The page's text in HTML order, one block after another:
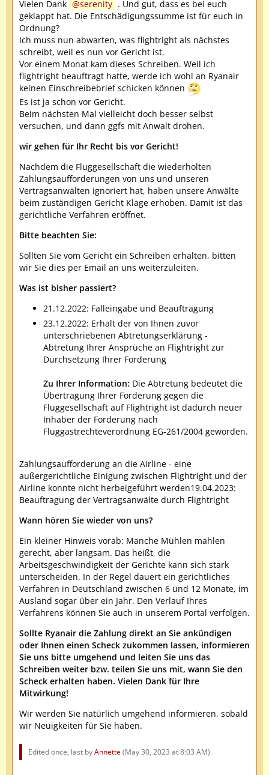
Vielen Dank serenity . Und gut, dass es bei euch
geklappt hat. Die Entschädigungssumme ist für euch in
Ordnung?
Ich muss nun abwarten, was flightright als nächstes
schreibt, weil es nun vor Gericht ist.
Vor einem Monat kam dieses Schreiben. Weil ich
flightright beauftragt hatte, werde ich wohl an Ryanair
keinen Einschreibebrief schicken können
Es ist ja schon vor Gericht.
Beim nächsten Mal vielleicht doch besser selbst
versuchen, und dann ggfs mit Anwalt drohen.
wir gehen für Ihr Recht bis vor Gericht!
Nachdem die Fluggesellschaft die wiederholten
Zahlungsaufforderungen von uns und unseren
Vertragsanwälten ignoriert hat, haben unsere Anwälte
beim zuständigen Gericht Klage erhoben. Damit ist das
gerichtliche Verfahren eröffnet.
Bitte beachten Sie:
Sollten Sie vom Gericht ein Schreiben erhalten, bitten
wir Sie dies per Email an uns weiterzuleiten.
Was ist bisher passiert?
21.12.2022: Falleingabe und Beauftragung
23.12.2022: Erhalt der von Ihnen zuvor
unterschriebenen Abtretungserklärung -
Abtretung Ihrer Ansprüche an Flightright zur
Durchsetzung Ihrer Forderung
Zu Ihrer Information: Die Abtretung bedeutet die
Übertragung Ihrer Forderung gegen die
Fluggesellschaft auf Flightright ist dadurch neuer
Inhaber der Forderung nach
Fluggastrechteverordnung EG-261/2004 geworden.
Zahlungsaufforderung an die Airline - eine
außergerichtliche Einigung zwischen Flightright und der
Airline konnte nicht herbeigeführt werden19.04.2023:
Beauftragung der Vertragsanwälte durch Flightright
Wann hören Sie wieder von uns?
Ein kleiner Hinweis vorab: Manche Mühlen mahlen
gerecht, aber langsam. Das heißt, die
Arbeitsgeschwindigkeit der Gerichte kann sich stark
unterscheiden. In der Regel dauert ein gerichtliches
Verfahren in Deutschland zwischen 6 und 12 Monate, im
Ausland sogar über ein Jahr. Den Verlauf Ihres
Verfahrens können Sie auch in unserem Portal verfolgen.
Sollte Ryanair die Zahlung direkt an Sie ankündigen
oder Ihnen einen Scheck zukommen lassen, informieren
Sie uns bitte umgehend und leiten Sie uns das
Schreiben weiter bzw. teilen Sie uns mit, wann Sie den
Scheck erhalten haben. Vielen Dank für Ihre
Mitwirkung!
Wir werden Sie natürlich umgehend informieren, sobald
wir Neuigkeiten für Sie haben.
Edited once, last byAnnette(May 30, 2023 at 8:03 AM).